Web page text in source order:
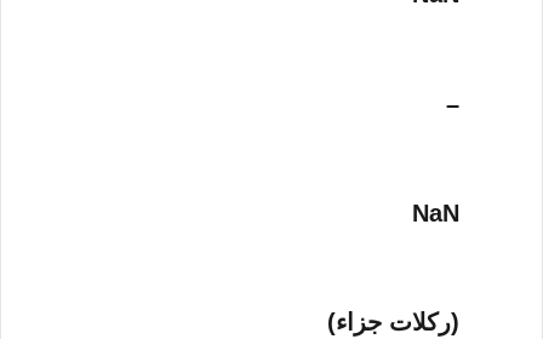
–
NaN
(ركلات جزاء)